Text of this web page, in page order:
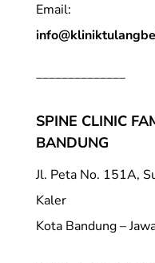
Email:
______________
SPINE CLINIC
BANDUNG
Jl. Peta No. 151A,
Kaler
Kota Bandung –